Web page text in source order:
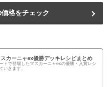
格をチェック
スカーニャex優勝デッキレシピまとめ
トで登場したマスカーニャexの優勝・入賞レシ
いきます。